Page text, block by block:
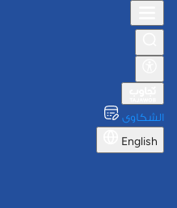
الشكاوى
English